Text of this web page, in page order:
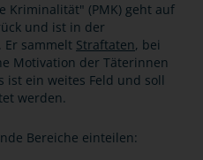
Kriminalität" (PMK) geht auf
und ist in der
Er sammelt Straftaten, bei
Motivation der Täterinnen
ist ein weites Feld und soll
werden.
Bereiche einteilen: